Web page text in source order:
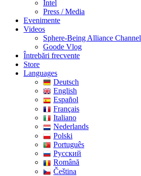
Intel
Press / Media
Evenimente
Videos
Sphere-Being Alliance Channel
Goode Vlog
Întrebări frecvente
Store
Languages
Deutsch
English
Español
Français
Italiano
Nederlands
Polski
Português
Pусский
Română
Čeština